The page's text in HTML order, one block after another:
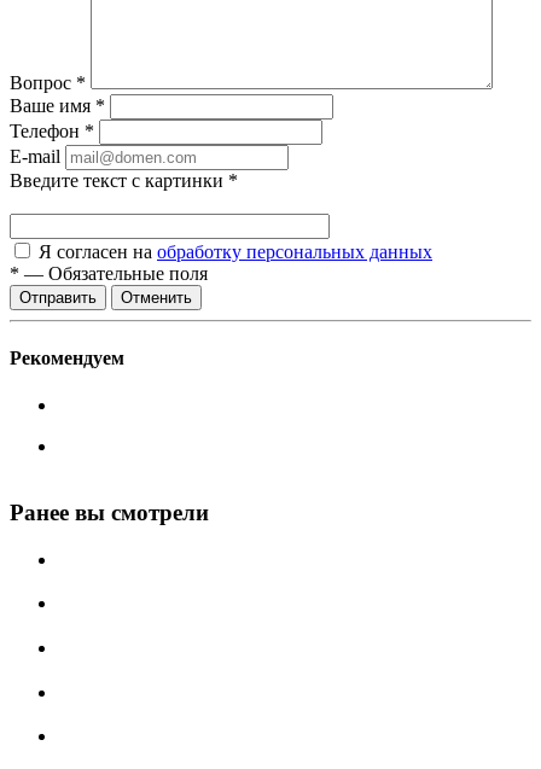
Вопрос *
Ваше имя *
Телефон *
E-mail
Введите текст с картинки *
Я согласен на обработку персональных данных
* — Обязательные поля
Отменить
Рекомендуем
Ранее вы смотрели